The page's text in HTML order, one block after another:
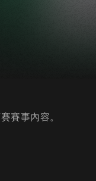
賽事內容。